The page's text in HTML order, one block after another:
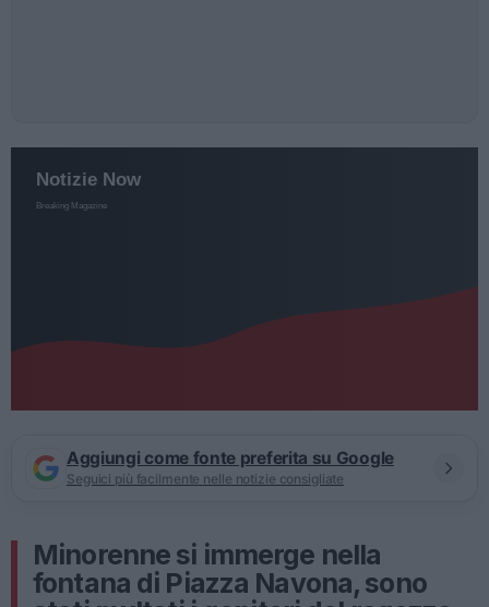
Aggiungi come fonte preferita su Google
Seguici più facilmente nelle notizie consigliate
Minorenne si immerge nella
fontana di Piazza Navona, sono